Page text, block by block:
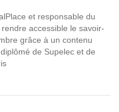
et responsable du
accessible le savoir-
grâce à un contenu
de Supelec et de